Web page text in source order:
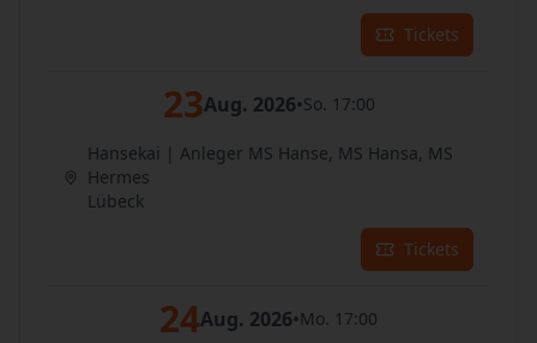
Tickets
23Aug. 2026•So. 17:00
Hansekai | Anleger MS Hanse, MS Hansa, MS
Hermes
Lübeck
Tickets
24Aug. 2026•Mo. 17:00